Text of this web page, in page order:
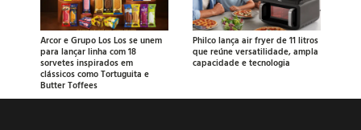
Arcor e Grupo Los Los se unem
para lançar linha com 18
sorvetes inspirados em
clássicos como Tortuguita e
Butter Toffees
Philco lança air fryer de 11 litros
que reúne versatilidade, ampla
capacidade e tecnologia